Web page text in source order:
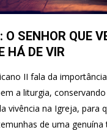
SENHOR QUE
HÁ DE VIR
II fala da
a liturgia,
vivência na Igreja, para
de uma